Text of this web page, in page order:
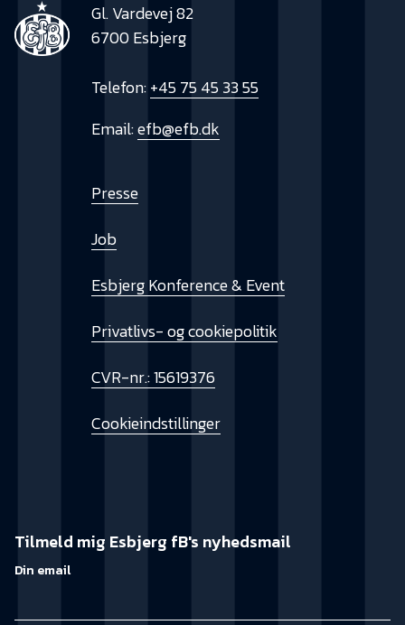
Gl. Vardevej 82
6700 Esbjerg
Telefon:+45 75 45 33 55
Email:efb@efb.dk
Presse
Job
Esbjerg Konference & Event
Privatlivs- og cookiepolitik
CVR-nr.: 15619376
Cookieindstillinger
Tilmeld mig Esbjerg fB's nyhedsmail
Din email